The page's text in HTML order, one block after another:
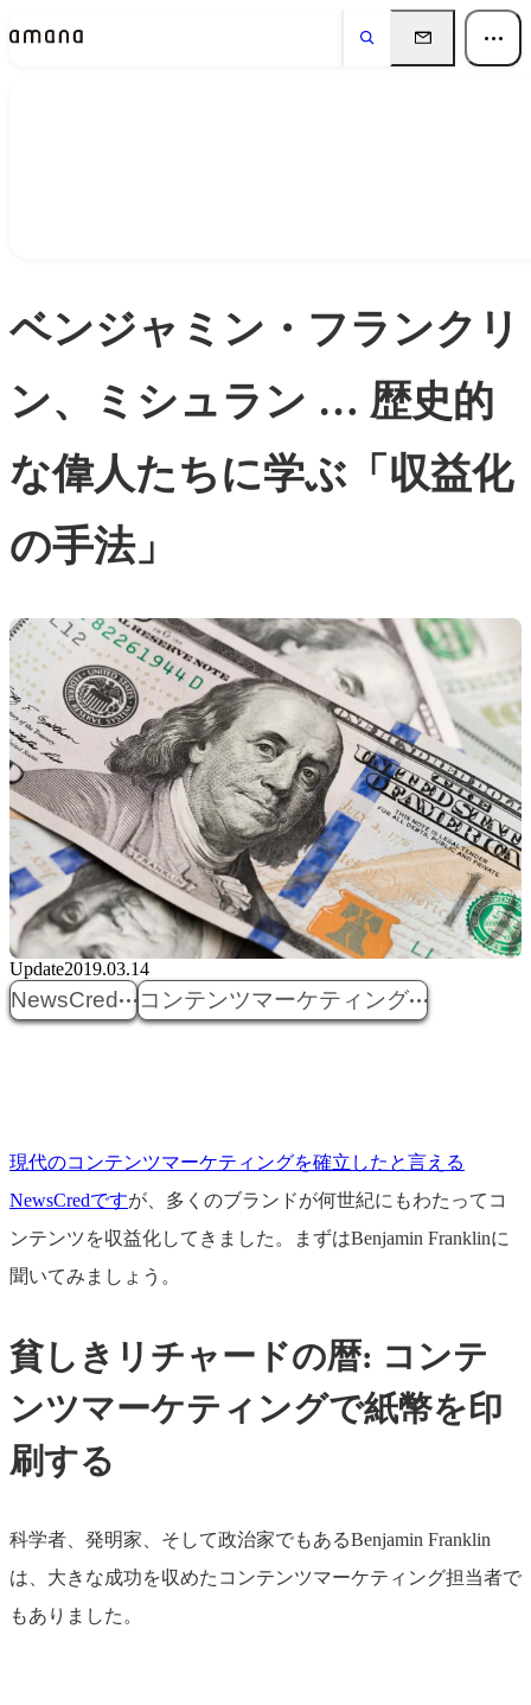
ベンジャミン・フランクリ
ン、ミシュラン … 歴史的
な偉人たちに学ぶ「収益化
の手法」
Update2019.03.14
NewsCred コンテンツマーケティング
現代のコンテンツマーケティングを確立したと言える
NewsCredですが、多くのブランドが何世紀にもわたってコ
ンテンツを収益化してきました。まずはBenjamin Franklinに
聞いてみましょう。
貧しきリチャードの暦: コンテ
ンツマーケティングで紙幣を印
刷する
科学者、発明家、そして政治家でもあるBenjamin Franklin
は、大きな成功を収めたコンテンツマーケティング担当者で
もありました。